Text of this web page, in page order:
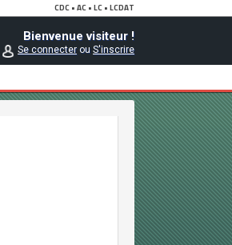
Bienvenue visiteur !
Se connecterou S'inscrire